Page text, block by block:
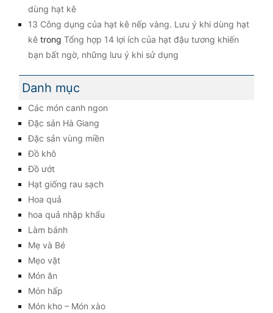
dùng hạt kê
13 Công dụng của hạt kê nếp vàng. Lưu ý khi dùng hạt
kê trong Tổng hợp 14 lợi ích của hạt đậu tương khiến
bạn bất ngờ, những lưu ý khi sử dụng
Danh mục
Các món canh ngon
Đặc sản Hà Giang
Đặc sản vùng miền
Đồ khô
Đồ ướt
Hạt giống rau sạch
Hoa quả
hoa quả nhập khẩu
Làm bánh
Mẹ và Bé
Mẹo vặt
Món ăn
Món hấp
Món kho – Món xào